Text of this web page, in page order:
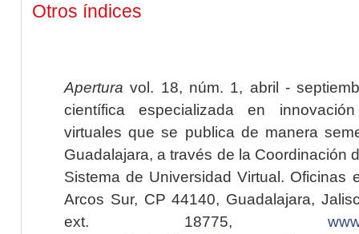
Otros índices
Apertura vol. 18, núm. 1, abril -
científica especializada en
virtuales que se publica de manera
Guadalajara, a través de la Coordinación
Sistema de Universidad Virtual. Oficinas
Arcos Sur, CP 44140, Guadalajara,
ext. 18775,